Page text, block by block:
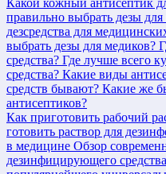
Какой кожный антисептик
правильно выбрать дезы
дезсредства для
выбрать дезы для медиков?
средства? Где лучше всего
средства? Какие виды
средств бывают? Какие же
антисептиков?
Как приготовить рабочий
готовить раствор для
в медицине Обзор
дезинфицирующего